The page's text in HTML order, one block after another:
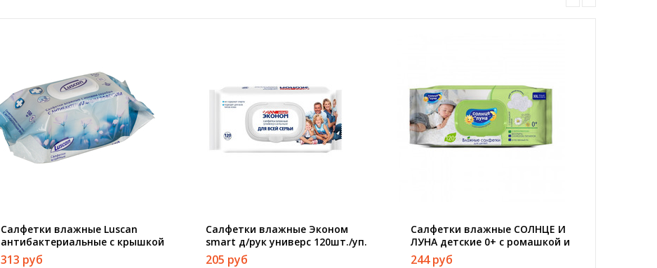
Салфетки влажные Luscan
антибактериальные с крышкой
150шт/уп
313 руб
Салфетки влажные Эконом
smart д/рук универс 120шт./уп.
с клапаном 30647
205 руб
Салфетки влажные СОЛНЦЕ И
ЛУНА детские 0+ с ромашкой и
липой с крышк 120шт
244 руб